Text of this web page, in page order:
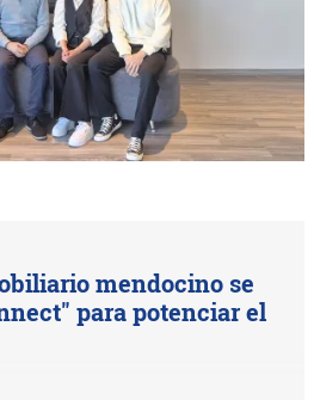
mendocino se
para potenciar el